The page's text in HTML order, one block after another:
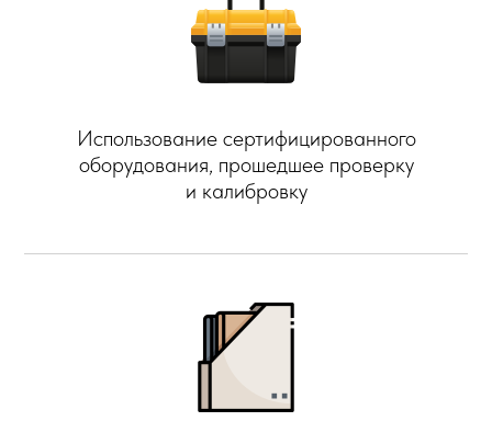
Использование сертифицированного
оборудования, прошедшее проверку
и калибровку